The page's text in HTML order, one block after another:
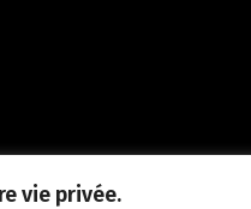
vie privée.